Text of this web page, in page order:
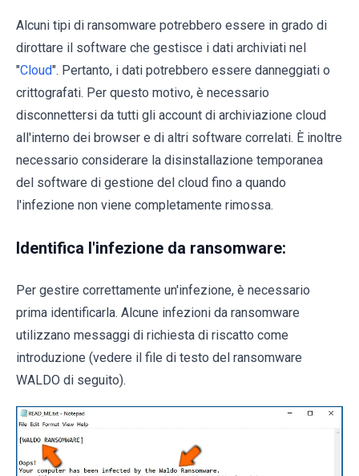
Alcuni tipi di ransomware potrebbero essere in grado di
dirottare il software che gestisce i dati archiviati nel
"Cloud". Pertanto, i dati potrebbero essere danneggiati o
crittografati. Per questo motivo, è necessario
disconnettersi da tutti gli account di archiviazione cloud
all'interno dei browser e di altri software correlati. È inoltre
necessario considerare la disinstallazione temporanea
del software di gestione del cloud fino a quando
l'infezione non viene completamente rimossa.
Identifica l'infezione da ransomware:
Per gestire correttamente un'infezione, è necessario
prima identificarla. Alcune infezioni da ransomware
utilizzano messaggi di richiesta di riscatto come
introduzione (vedere il file di testo del ransomware
WALDO di seguito).